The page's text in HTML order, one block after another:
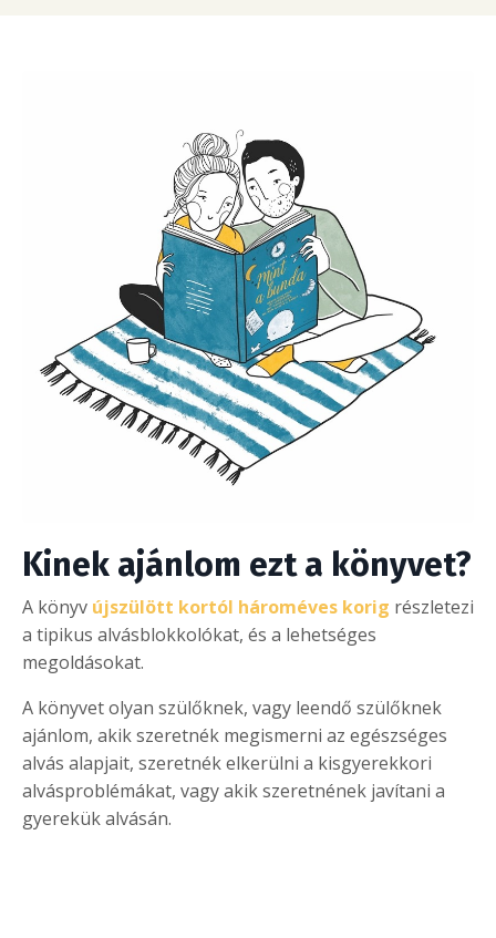
Kinek ajánlom ezt a könyvet?
A könyv újszülött kortól hároméves korig részletezi
a tipikus alvásblokkolókat, és a lehetséges
megoldásokat.
A könyvet olyan szülőknek, vagy leendő szülőknek
ajánlom, akik szeretnék megismerni az egészséges
alvás alapjait, szeretnék elkerülni a kisgyerekkori
alvásproblémákat, vagy akik szeretnének javítani a
gyerekük alvásán.